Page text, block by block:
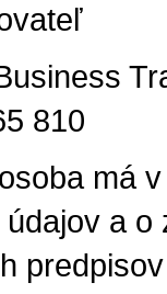
810
má
a